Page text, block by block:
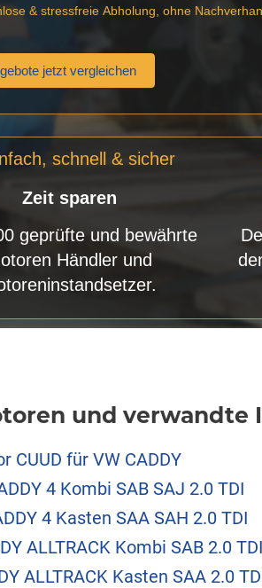
& stressfreie Abholung, ohne
jetzt vergleichen
schnell & sicher
Zeit sparen
geprüfte und bewährte
Händler und
und verwandte
CUUD für VW CADDY
4 Kombi SAB SAJ 2.0 TDI
4 Kasten SAA SAH 2.0 TDI
ALLTRACK Kombi SAB 2.0 TDI
ALLTRACK Kasten SAA 2.0